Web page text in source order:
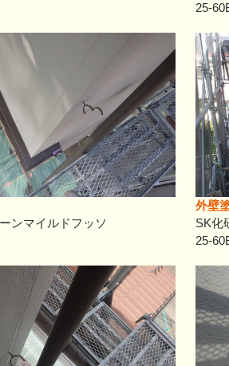
25-
ンマイルドフッソ
外壁
SK化
25-